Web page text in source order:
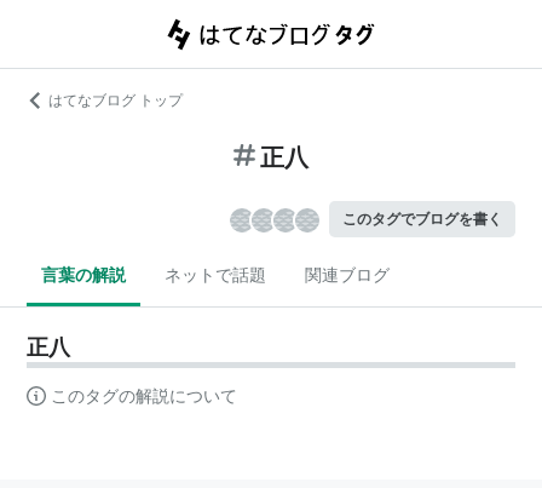
はてなブログ トップ
正八
このタグでブログを書く
言葉の解説 ネットで話題 関連ブログ
正八
このタグの解説について